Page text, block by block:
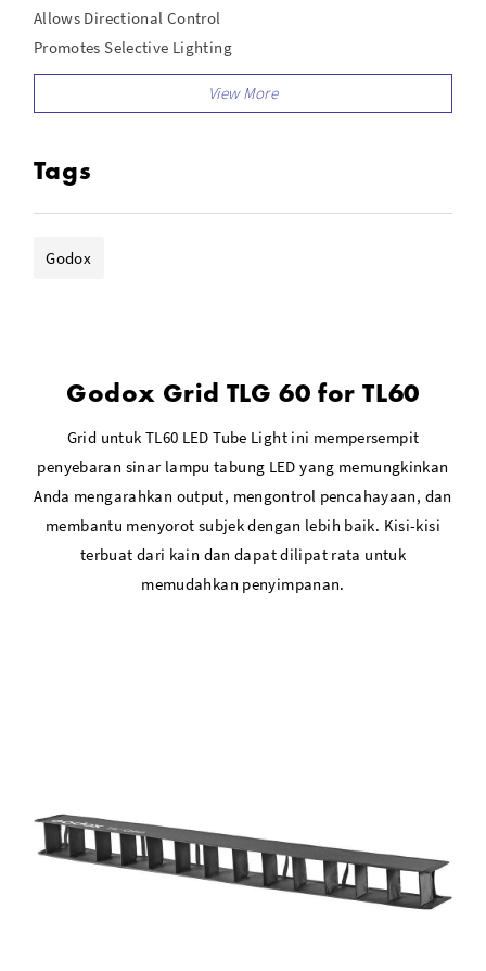
Allows Directional Control
Promotes Selective Lighting
Tags
Godox
Godox Grid TLG 60 for TL60
Grid untuk TL60 LED Tube Light ini mempersempit
penyebaran sinar lampu tabung LED yang memungkinkan
Anda mengarahkan output, mengontrol pencahayaan, dan
membantu menyorot subjek dengan lebih baik. Kisi-kisi
terbuat dari kain dan dapat dilipat rata untuk
memudahkan penyimpanan.